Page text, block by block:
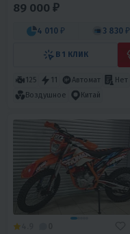
89 000 ₽
4 010 ₽ 3 830 ₽
В 1 КЛИК
125 11 Автомат
Нет
Воздушное
Китай